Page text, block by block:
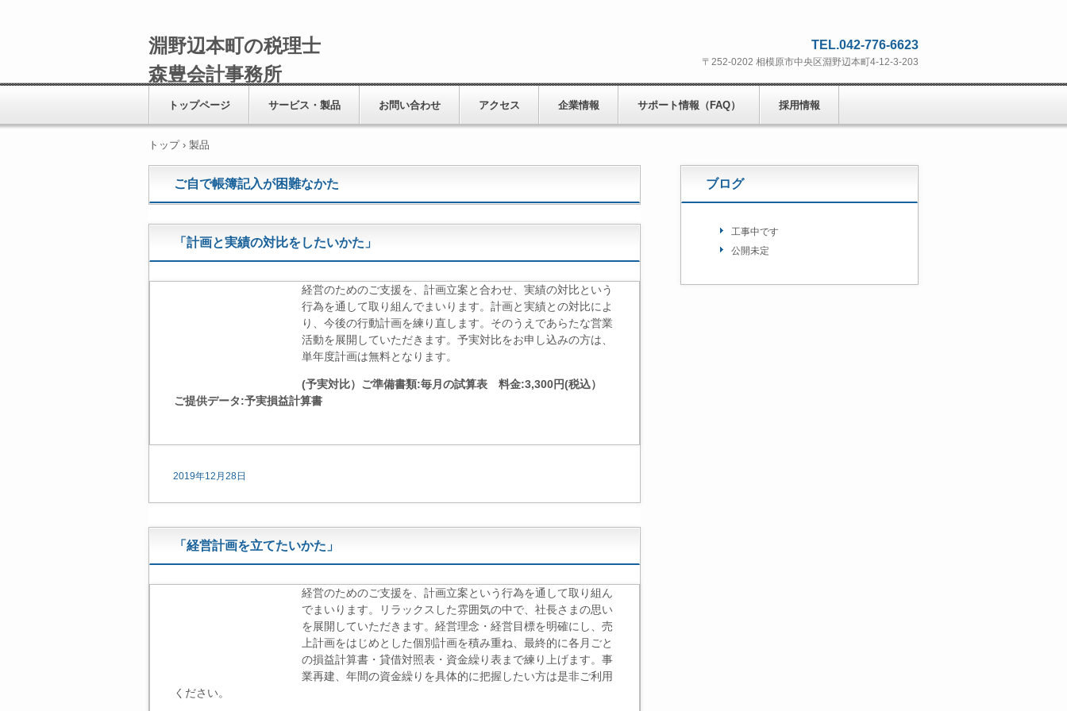
淵野辺本町の税理士
森豊会計事務所
TEL.042-776-6623
〒252-0202 相模原市中央区淵野辺本町4-12-3-203
トップページ サービス・製品 お問い合わせ アクセス 企業情報 サポート情報（FAQ） 採用情報
トップ › 製品
ご自で帳簿記入が困難なかた
「計画と実績の対比をしたいかた」
経営のためのご支援を、計画立案と合わせ、実績の対比という
行為を通して取り組んでまいります。計画と実績との対比によ
り、今後の行動計画を練り直します。そのうえであらたな営業
活動を展開していただきます。予実対比をお申し込みの方は、
単年度計画は無料となります。
(予実対比）ご準備書類:毎月の試算表 料金:3,300円(税込）
ご提供データ:予実損益計算書
2019年12月28日
「経営計画を立てたいかた」
経営のためのご支援を、計画立案という行為を通して取り組ん
でまいります。リラックスした雰囲気の中で、社長さまの思い
を展開していただきます。経営理念・経営目標を明確にし、売
上計画をはじめとした個別計画を積み重ね、最終的に各月ごと
の損益計算書・貸借対照表・資金繰り表まで練り上げます。事
業再建、年間の資金繰りを具体的に把握したい方は是非ご利用
ください。
ブログ
工事中です
公開未定